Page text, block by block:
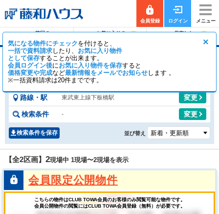
会員登録 ログイン メニュー
前回の
お気に入りの
保存した
×
気になる物件にチェックを付けると、
一括で資料請求したり、 お気に入り物件
として保存することが出来ます。
会員ログイン後にお気に入り物件を保存すると
価格変更や完成など最新情報をメールでお知らせします 。
※一括資料請求は20件までです。
下板橋駅の土地
【全2区画】 一般公開0区画 会員公開2区画
路線・駅 東武東上線下板橋駅 変更
検索条件 - 変更
検索条件を保存 並び替え
【全2区画】 2現場中 1現場〜2現場を表示
会員限定公開物件
こちらの物件はCLUB TOWA会員のお客様のみ閲覧可能な物件です。
会員公開物件の閲覧にはCLUB TOWA会員登録（無料）が必要です。